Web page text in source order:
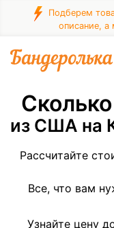
Подберем
описание,
из США на
Рассчитайте
Все, что вам
Узнайте цену